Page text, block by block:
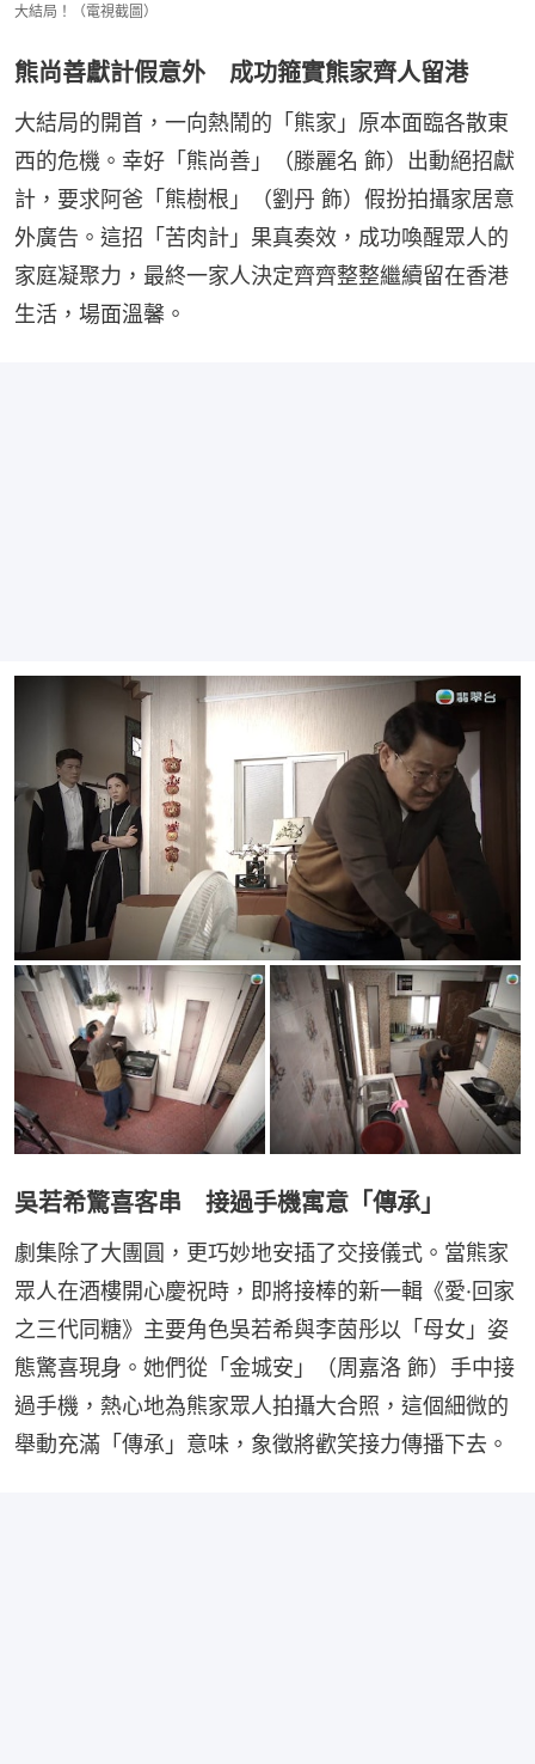
大結局！（電視截圖）
熊尚善獻計假意外 成功箍實熊家齊人留港
大結局的開首，一向熱鬧的「熊家」原本面臨各散東
西的危機。幸好「熊尚善」（滕麗名 飾）出動絕招獻
計，要求阿爸「熊樹根」（劉丹 飾）假扮拍攝家居意
外廣告。這招「苦肉計」果真奏效，成功喚醒眾人的
家庭凝聚力，最終一家人決定齊齊整整繼續留在香港
生活，場面溫馨。
吳若希驚喜客串 接過手機寓意「傳承」
劇集除了大團圓，更巧妙地安插了交接儀式。當熊家
眾人在酒樓開心慶祝時，即將接棒的新一輯《愛·回家
之三代同糖》主要角色吳若希與李茵彤以「母女」姿
態驚喜現身。她們從「金城安」（周嘉洛 飾）手中接
過手機，熱心地為熊家眾人拍攝大合照，這個細微的
舉動充滿「傳承」意味，象徵將歡笑接力傳播下去。